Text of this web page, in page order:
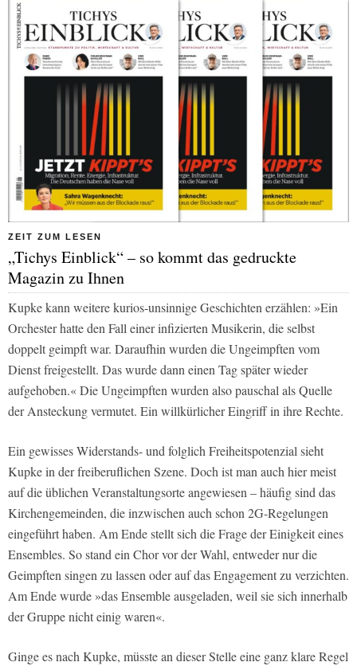
ZEIT ZUM LESEN
„Tichys Einblick“ – so kommt das gedruckte
Magazin zu Ihnen
Kupke kann weitere kurios-unsinnige Geschichten erzählen: »Ein
Orchester hatte den Fall einer infizierten Musikerin, die selbst
doppelt geimpft war. Daraufhin wurden die Ungeimpften vom
Dienst freigestellt. Das wurde dann einen Tag später wieder
aufgehoben.« Die Ungeimpften wurden also pauschal als Quelle
der Ansteckung vermutet. Ein willkürlicher Eingriff in ihre Rechte.
Ein gewisses Widerstands- und folglich Freiheitspotenzial sieht
Kupke in der freiberuflichen Szene. Doch ist man auch hier meist
auf die üblichen Veranstaltungsorte angewiesen – häufig sind das
Kirchengemeinden, die inzwischen auch schon 2G-Regelungen
eingeführt haben. Am Ende stellt sich die Frage der Einigkeit eines
Ensembles. So stand ein Chor vor der Wahl, entweder nur die
Geimpften singen zu lassen oder auf das Engagement zu verzichten.
Am Ende wurde »das Ensemble ausgeladen, weil sie sich innerhalb
der Gruppe nicht einig waren«.
Ginge es nach Kupke, müsste an dieser Stelle eine ganz klare Regel